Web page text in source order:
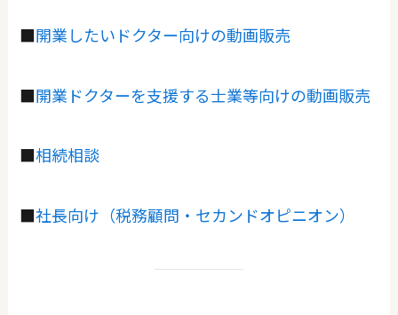
■開業したいドクター向けの動画販売
■開業ドクターを支援する士業等向けの動画販売
■相続相談
■社長向け（税務顧問・セカンドオピニオン）